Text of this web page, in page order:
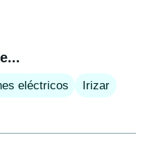
eléctricos
Irizar